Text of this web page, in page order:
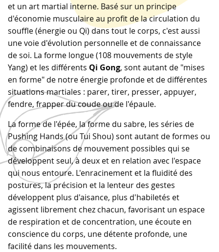
et un art martial interne. Basé sur un principe
d'économie musculaire au profit de la circulation du
souffle (énergie ou Qi) dans tout le corps, c'est aussi
une voie d'évolution personnelle et de connaissance
de soi. La forme longue (108 mouvements de style
Yang) et les différents Qi Gong, sont autant de "mises
en forme" de notre énergie profonde et de différentes
situations martiales : parer, tirer, presser, appuyer,
fendre, frapper du coude ou de l'épaule.
La forme de l'épée, la forme du sabre, les séries de
Pushing Hands (ou Tui Shou) sont autant de formes ou
de combinaisons de mouvement possibles qui se
développent seul, à deux et en relation avec l'espace
qui nous entoure. L'enracinement et la fluidité des
postures, la précision et la lenteur des gestes
développent plus d'aisance, plus d'habiletés et
agissent librement chez chacun, favorisant un espace
de respiration et de concentration, une écoute en
conscience du corps, une détente profonde, une
facilité dans les mouvements.